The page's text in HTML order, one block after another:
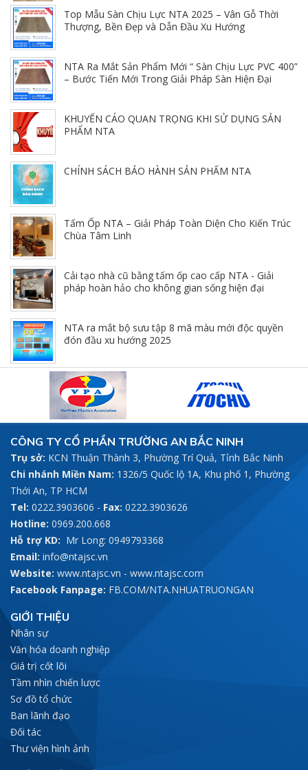
Top Mẫu Sàn Chịu Lực NTA 2025 – Vân Gỗ Thời
Thượng, Bền Đẹp và Dẫn Đầu Xu Hướng
NTA Ra Mắt Sản Phẩm Mới “ Sàn Chịu Lực PVC 400”
– Bước Tiến Mới Trong Giải Pháp Sàn Hiện Đại
KHUYẾN CÁO QUAN TRỌNG KHI SỬ DỤNG SẢN
PHẨM NTA
CHÍNH SÁCH BẢO HÀNH SẢN PHẨM NTA
Tấm Ốp NTA – Giải Pháp Toàn Diện Cho Kiến Trúc
Chùa Tâm Linh
Cải tạo nhà cũ bằng tấm ốp cao cấp NTA - Giải
pháp hoàn hảo cho không gian sống hiện đại
NTA ra mắt bộ sưu tập 8 mã màu mới độc quyền
đón đầu xu hướng 2025
CÔNG TY CỔ PHẦN TRƯỜNG AN BẮC NINH
Trụ sở: KCN Thuận Thành 3, Phường Trí Quả, Tỉnh Bắc Ninh
Chi nhánh Miền Nam: 1326/5 Quốc lộ 1A, Khu phố 1, Phường
Thới An, TP HCM
Tel: 0222.3903606 - Fax: 0222.3903626
Hotline: 0969.200.668
Hỗ trợ KD: Mr Long: 0949793368
Email: info@ntajsc.vn
Website: www.ntajsc.vn - www.ntajsc.com
Facebook Fanpage: FB.COM/NTA.NHUATRUONGAN
GIỚI THIỆU
Nhân sự
Văn hóa doanh nghiệp
Giá trị cốt lõi
Tầm nhìn chiến lược
Sơ đồ tổ chức
Ban lãnh đạo
Đối tác
Thư viện hình ảnh